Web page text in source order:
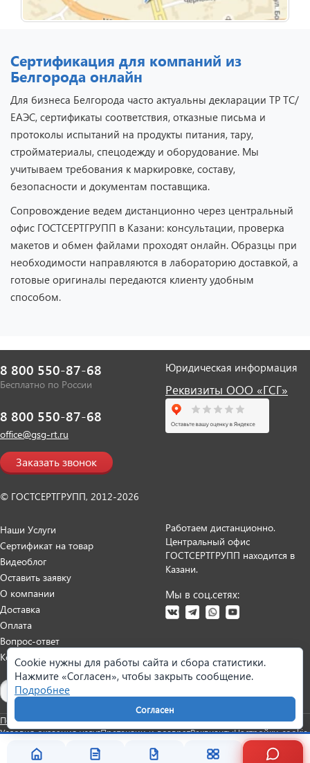
Сертификация для компаний из
Белгорода онлайн
Для бизнеса Белгорода часто актуальны декларации ТР ТС/
ЕАЭС, сертификаты соответствия, отказные письма и
протоколы испытаний на продукты питания, тару,
стройматериалы, спецодежду и оборудование. Мы
учитываем требования к маркировке, составу,
безопасности и документам поставщика.
Сопровождение ведем дистанционно через центральный
офис ГОСТСЕРТГРУПП в Казани: консультации, проверка
макетов и обмен файлами проходят онлайн. Образцы при
необходимости направляются в лабораторию доставкой, а
готовые оригиналы передаются клиенту удобным
способом.
8 800 550-87-68
Бесплатно по России
8 800 550-87-68
office@gsg-rt.ru
Заказать звонок
© ГОСТСЕРТГРУПП, 2012-2026
Юридическая информация
Реквизиты ООО «ГСГ»
Наши Услуги
Сертификат на товар
Видеоблог
Оставить заявку
О компании
Доставка
Оплата
Вопрос-ответ
Контакты
Работаем дистанционно.
Центральный офис
ГОСТСЕРТГРУПП находится в
Казани.
Мы в соц.сетях:
Политика персональных данныхСогласие на обработку данных
Условия оказания услугПретензии и возвратРеквизитыНастройки cookie
Cookie нужны для работы сайта и сбора статистики.
Нажмите «Согласен», чтобы закрыть сообщение.
Подробнее
Согласен